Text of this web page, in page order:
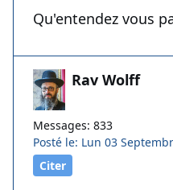
Qu'entendez vous
Rav Wolff
Messages: 833
Posté le: Lun 03
Citer